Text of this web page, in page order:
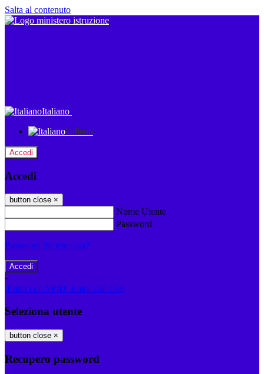
Salta al contenuto
Italiano
Italiano
Accedi
Accedi
button close ×
Nome Utente
Password
Password dimenticata?
-
Entra con SPID Entra con CIE
Seleziona utente
button close ×
Recupero password